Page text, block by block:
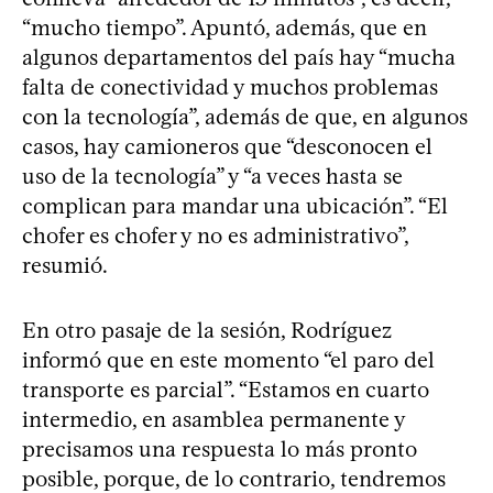
“mucho tiempo”. Apuntó, además, que en
algunos departamentos del país hay “mucha
falta de conectividad y muchos problemas
con la tecnología”, además de que, en algunos
casos, hay camioneros que “desconocen el
uso de la tecnología” y “a veces hasta se
complican para mandar una ubicación”. “El
chofer es chofer y no es administrativo”,
resumió.
En otro pasaje de la sesión, Rodríguez
informó que en este momento “el paro del
transporte es parcial”. “Estamos en cuarto
intermedio, en asamblea permanente y
precisamos una respuesta lo más pronto
posible, porque, de lo contrario, tendremos